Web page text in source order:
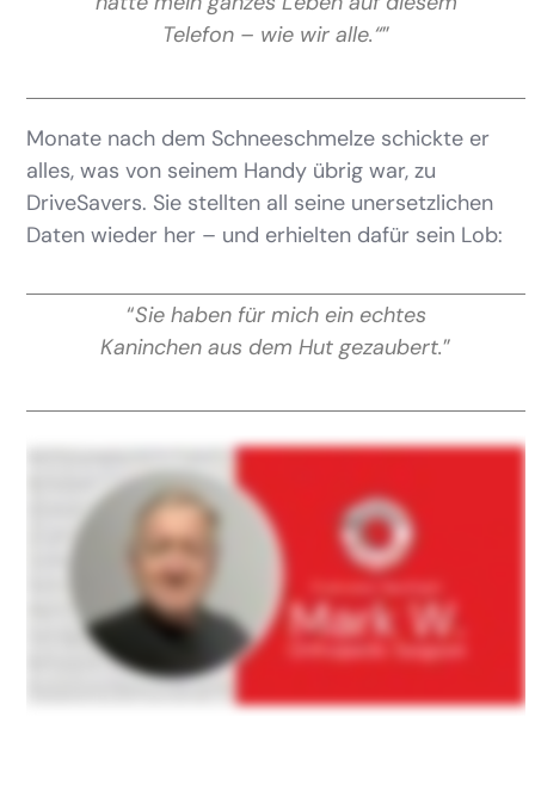
Telefon – wie wir alle.“”
Monate nach dem Schneeschmelze schickte er
alles, was von seinem Handy übrig war, zu
DriveSavers. Sie stellten all seine unersetzlichen
Daten wieder her – und erhielten dafür sein Lob:
“Sie haben für mich ein echtes
Kaninchen aus dem Hut gezaubert.”